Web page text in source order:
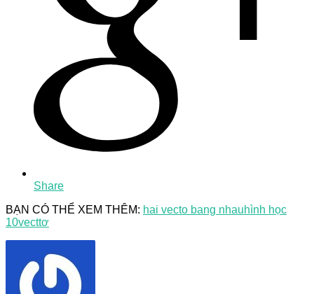
Share
BẠN CÓ THỂ XEM THÊM: hai vecto bang nhauhình học
10vecttơ